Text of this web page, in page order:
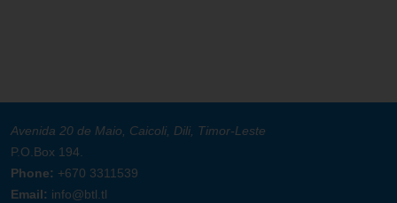
Avenida 20 de Maio, Caicoli, Dili, Timor-Leste
P.O.Box 194.
Phone: +670 3311539
Email: info@btl.tl